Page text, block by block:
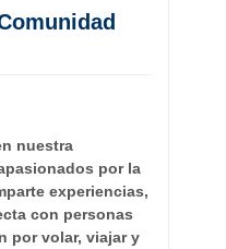
nuestra
por la
experiencias,
con personas
por volar, viajar y